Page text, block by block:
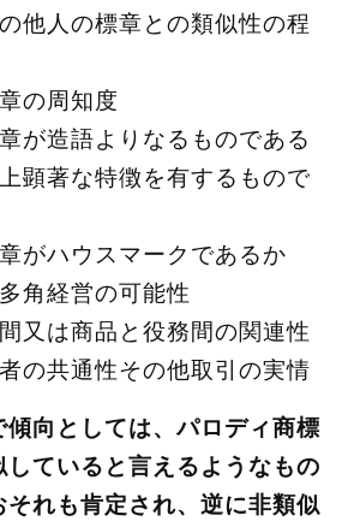
他人の標章との類似性の程
の周知度
が造語よりなるものである
顕著な特徴を有するもので
がハウスマークであるか
角経営の可能性
又は商品と役務間の関連性
の共通性その他取引の実情
傾向としては、パロディ商標
ていると言えるようなもの
れも肯定され、逆に非類似